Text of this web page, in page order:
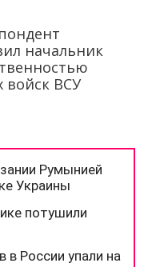
начальник
войск ВСУ